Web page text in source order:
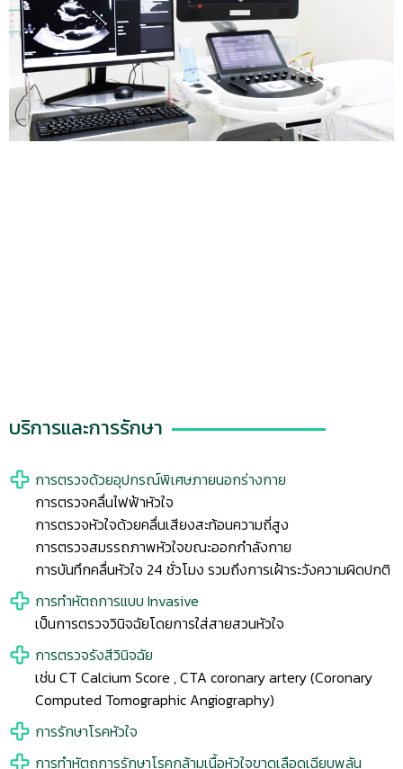
บริการและการรักษา
การตรวจด้วยอุปกรณ์พิเศษภายนอกร่างกาย
การตรวจคลื่นไฟฟ้าหัวใจ
การตรวจหัวใจด้วยคลื่นเสียงสะท้อนความถี่สูง
การตรวจสมรรถภาพหัวใจขณะออกกำลังกาย
การบันทึกคลื่นหัวใจ 24 ชั่วโมง รวมถึงการเฝ้าระวังความผิดปกติ
การทำหัตถการแบบ Invasive
เป็นการตรวจวินิจฉัยโดยการใส่สายสวนหัวใจ
การตรวจรังสีวินิจฉัย
เช่น CT Calcium Score , CTA coronary artery (Coronary
Computed Tomographic Angiography)
การรักษาโรคหัวใจ
การทำหัตถการรักษาโรคกล้ามเนื้อหัวใจขาดเลือดเฉียบพลัน